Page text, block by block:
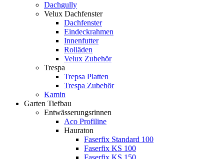
Dachgully
Velux Dachfenster
Dachfenster
Eindeckrahmen
Innenfutter
Rolläden
Velux Zubehör
Trespa
Trepsa Platten
Trespa Zubehör
Kamin
Garten Tiefbau
Entwässerungsrinnen
Aco Profiline
Hauraton
Faserfix Standard 100
Faserfix KS 100
Faserfix KS 150